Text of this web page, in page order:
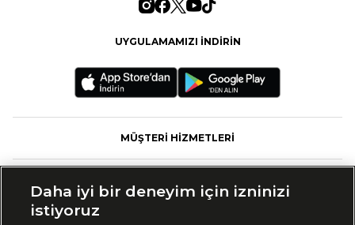
UYGULAMAMIZI İNDİRİN
MÜŞTERİ HİZMETLERİ
Daha iyi bir deneyim için izninizi
istiyoruz